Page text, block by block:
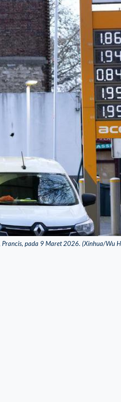
Prancis, pada 9 Maret 2026. (Xinhua/Wu